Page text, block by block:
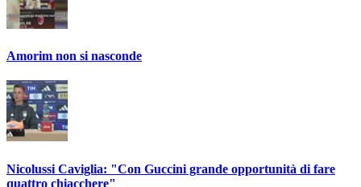
Amorim non si nasconde
Nicolussi Caviglia: "Con Guccini grande opportunità di fare
quattro chiacchere"